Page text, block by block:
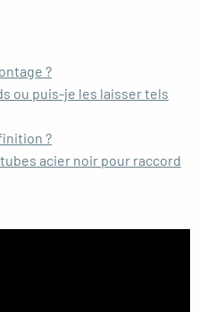
?
ou puis-je les laisser tels
?
acier noir pour raccord